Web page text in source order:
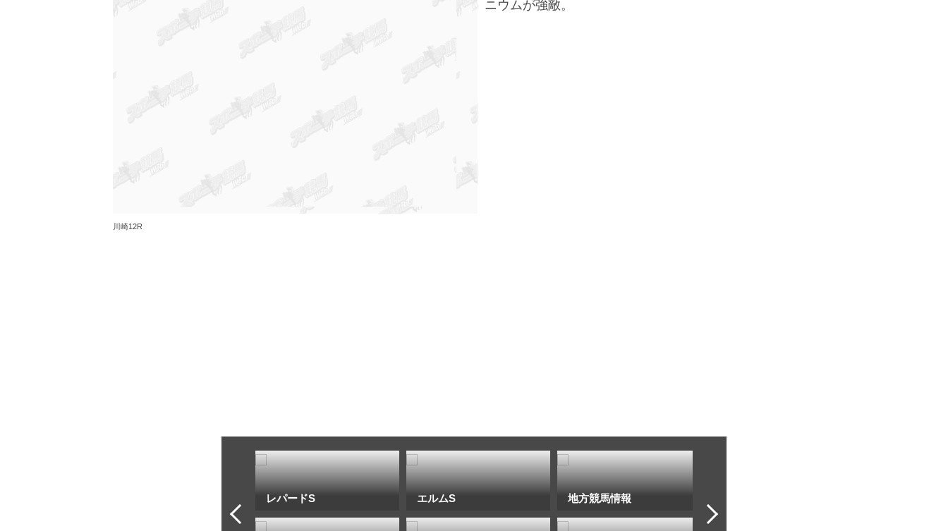
川崎12R
ニウムが強敵。
レパードS エルムS 地方競馬情報